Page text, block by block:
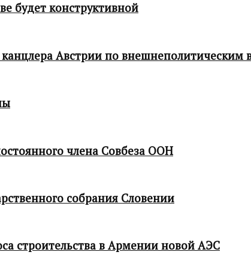
будет конструктивной
Австрии по внешнеполитическим
члена Совбеза ООН
собрания Словении
строительства в Армении новой АЭС